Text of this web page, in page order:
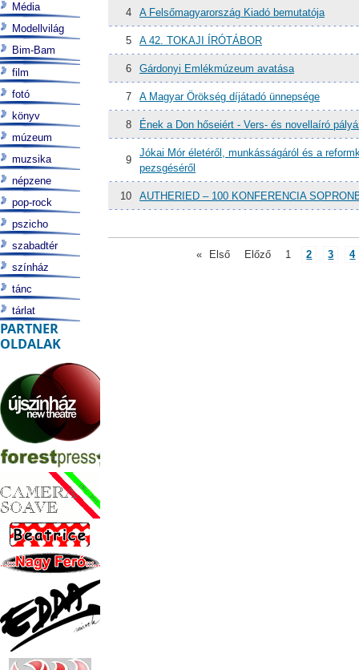
4 A Felsőmagyarország Kiadó bemutatója
5 A 42. TOKAJI ÍRÓTÁBOR
6 Gárdonyi Emlékmúzeum avatása
7 A Magyar Örökség díjátadó ünnepsége
8 Ének a Don hőseiért - Vers- és novellaíró
9
Jókai Mór életéről, munkásságáról és a
pezsgéséről
10 AUTHERIED – 100 KONFERENCIA
« Első Előző 1 2 3 4
Média
Modellvilág
Bim-Bam
film
fotó
könyv
múzeum
muzsika
népzene
pop-rock
pszicho
szabadtér
színház
tánc
tárlat
PARTNER
OLDALAK